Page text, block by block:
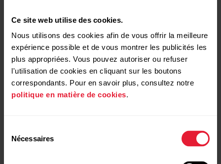
Ce site web utilise des cookies.
Nous utilisons des cookies afin de vous offrir la meilleure
expérience possible et de vous montrer les publicités les
plus appropriées. Vous pouvez autoriser ou refuser
l'utilisation de cookies en cliquant sur les boutons
correspondants. Pour en savoir plus, consultez notre
politique en matière de cookies.
Nécessaires
Polar Loop - 6.1.19 firmware update
Polar Flow app version 7.36.1 for Android
2026-06-17
2026-06-09